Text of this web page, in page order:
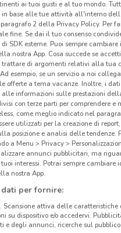
32.5
CASATENOVO
ai tuoi gusti e al tuo mondo.
base alle tue attività all'interno
2 della Privacy Policy. Per
fine. Se dai il tuo consenso
SDK esterne. Puoi sempre
nostra App. Cosa succede se
di argomenti relativi alla tua
esempio, se un servizio a noi
offerte a tema vacanze. Inoltre, i
alle informazioni sulle prestazioni
con terze parti per comprendere
come meglio indicato nel
utilizzati per la creazione di
posizione e analisi delle tendenze.
a Menu > Privacy >
annunci pubblicitari, ma
interessi. Potrai sempre cambiare
nostra App.
per fornire:
Scansione attiva delle caratteristiche
su dispositivo e/o accedervi.
e degli annunci, ricerche sul